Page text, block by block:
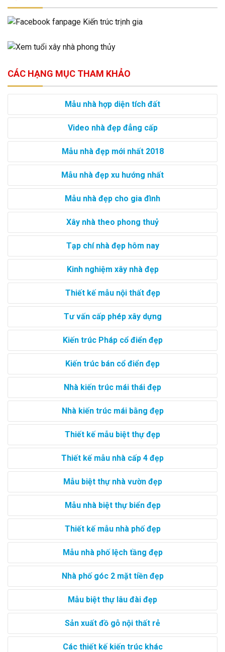
CÁC HẠNG MỤC THAM KHẢO
Mẫu nhà hợp diện tích đất
Video nhà đẹp đẳng cấp
Mẫu nhà đẹp mới nhất 2018
Mẫu nhà đẹp xu hướng nhất
Mẫu nhà đẹp cho gia đình
Xây nhà theo phong thuỷ
Tạp chí nhà đẹp hôm nay
Kinh nghiệm xây nhà đẹp
Thiết kế mẫu nội thất đẹp
Tư vấn cấp phép xây dựng
Kiến trúc Pháp cổ điển đẹp
Kiến trúc bán cổ điển đẹp
Nhà kiến trúc mái thái đẹp
Nhà kiến trúc mái bằng đẹp
Thiết kế mẫu biệt thự đẹp
Thiết kế mẫu nhà cấp 4 đẹp
Mẫu biệt thự nhà vườn đẹp
Mẫu nhà biệt thự biển đẹp
Thiết kế mẫu nhà phố đẹp
Mẫu nhà phố lệch tầng đẹp
Nhà phố góc 2 mặt tiền đẹp
Mẫu biệt thự lâu đài đẹp
Sản xuất đồ gỗ nội thất rẻ
Các thiết kế kiến trúc khác